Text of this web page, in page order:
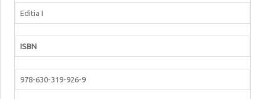
Editia I
ISBN
978-630-319-926-9